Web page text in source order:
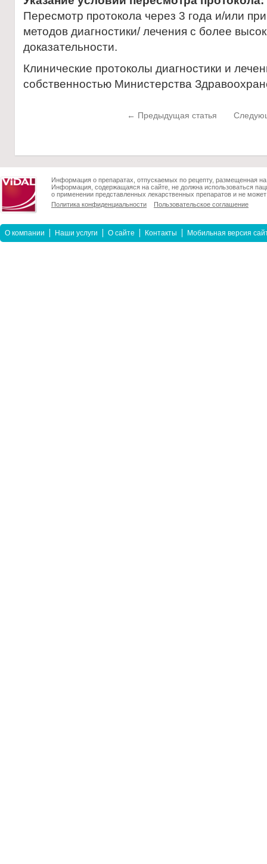
Пересмотр протокола через 3 года и/или
методов диагностики/ лечения с более
доказательности.
Клинические протоколы диагностики и
собственностью Министерства
← Предыдущая статья
Информация о препаратах, отпускаемых по рецепту, размещенная
Информация, содержащаяся на сайте, не должна использоваться
о применении представленных лекарственных препаратов и не
Политика конфиденциальности
Пользовательское соглашение
О компании Наши услуги О сайте Контакты Мобильная версия